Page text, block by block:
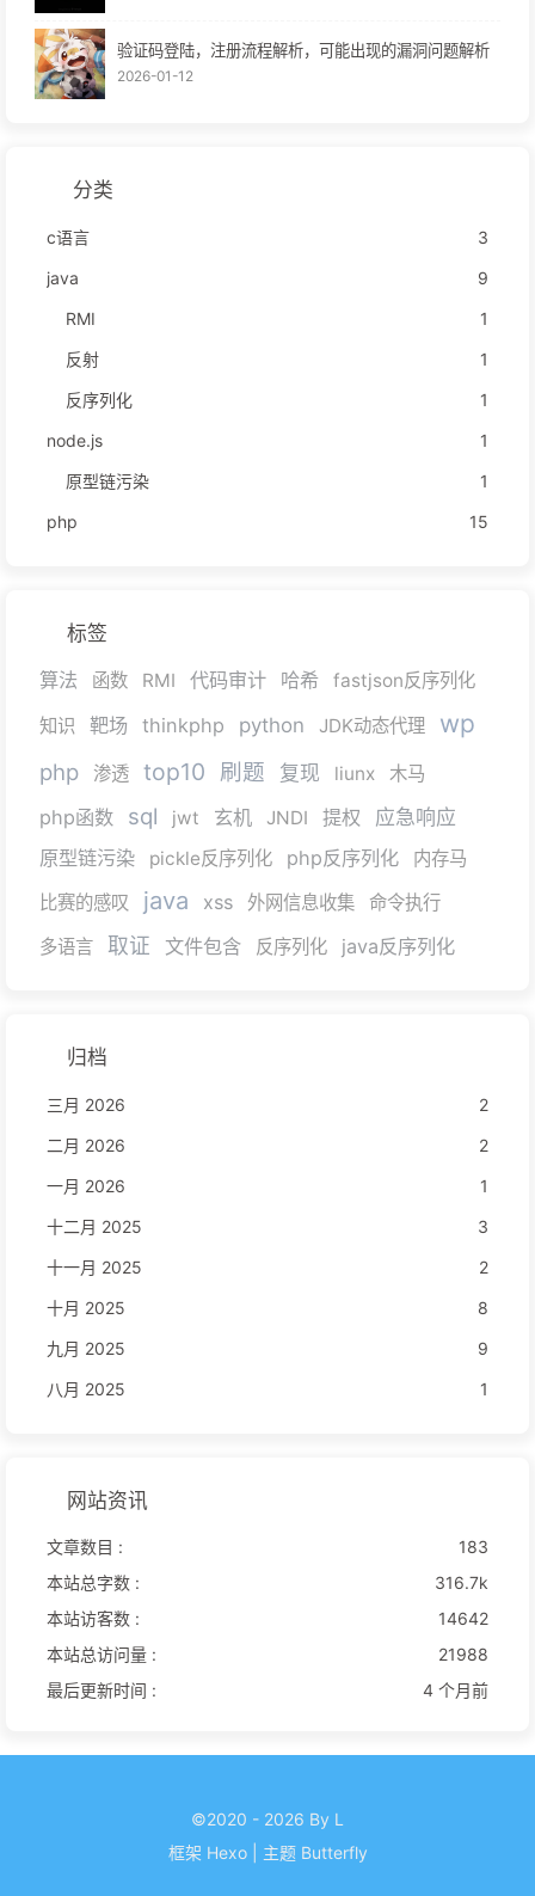
验证码登陆，注册流程解析，可能出现的漏洞问题解析
2026-01-12
分类
c语言
3
java
9
RMI
1
反射
1
反序列化
1
node.js
1
原型链污染
1
php
15
标签
算法
函数 RMI 代码审计 哈希
fastjson反序列化
知识
靶场 thinkphp python JDK动态代理 wp
php 渗透 top10 刷题 复现 liunx 木马
php函数 sql jwt 玄机 JNDI 提权
应急响应
原型链污染
pickle反序列化 php反序列化
内存马
比赛的感叹
java xss 外网信息收集
命令执行
多语言
取证 文件包含 反序列化 java反序列化
归档
三月 2026
2
二月 2026
2
一月 2026
1
十二月 2025
3
十一月 2025
2
十月 2025
8
九月 2025
9
八月 2025
1
网站资讯
文章数目 :
183
本站总字数 :
316.7k
本站访客数 :
14642
本站总访问量 :
21988
最后更新时间 :
4 个月前
©2020 - 2026 By L
框架 Hexo 主题 Butterfly